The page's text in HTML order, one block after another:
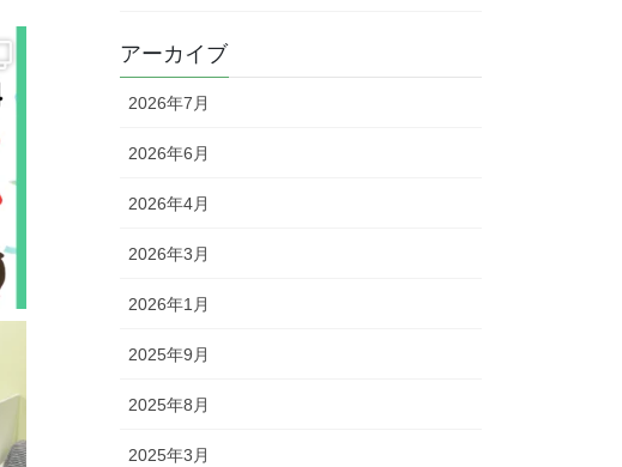
アーカイブ
2026年7月
2026年6月
2026年4月
2026年3月
2026年1月
2025年9月
2025年8月
2025年3月